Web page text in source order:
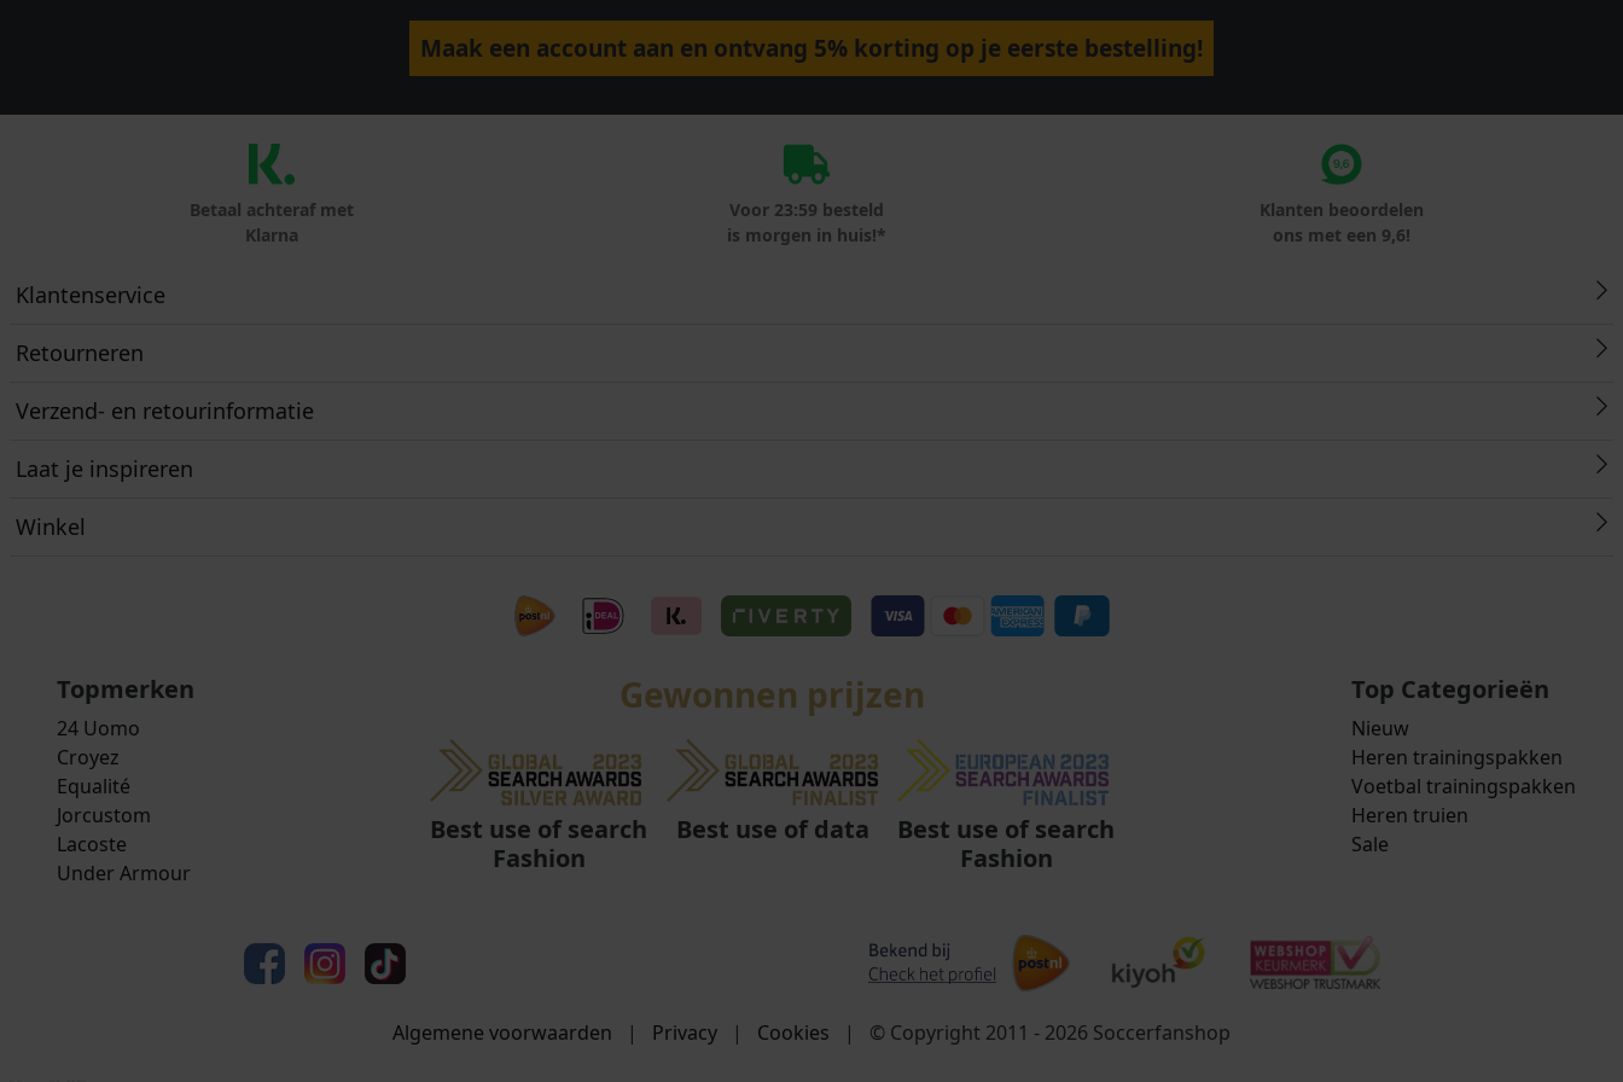
Maak een account aan en ontvang 5% korting op je eerste bestelling!
Betaal achteraf met
Klarna
Voor 23:59 besteld
is morgen in huis!*
Klanten beoordelen
ons met een 9,6!
Klantenservice
Retourneren
Verzend- en retourinformatie
Laat je inspireren
Winkel
Topmerken
24 Uomo
Croyez
Equalité
Jorcustom
Lacoste
Under Armour
Gewonnen prijzen
Best use of search
Fashion
Best use of data
Best use of search
Fashion
Top Categorieën
Nieuw
Heren trainingspakken
Voetbal trainingspakken
Heren truien
Sale
Algemene voorwaarden | Privacy | Cookies | © Copyright 2011 - 2026 Soccerfanshop